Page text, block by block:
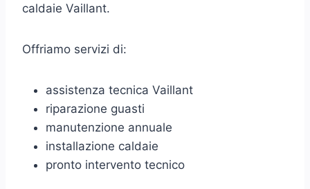
caldaie Vaillant.
Offriamo servizi di:
assistenza tecnica Vaillant
riparazione guasti
manutenzione annuale
installazione caldaie
pronto intervento tecnico